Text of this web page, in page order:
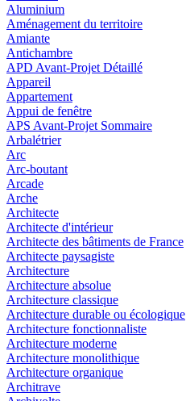
Aluminium
Aménagement du territoire
Amiante
Antichambre
APD Avant-Projet Détaillé
Appareil
Appartement
Appui de fenêtre
APS Avant-Projet Sommaire
Arbalétrier
Arc
Arc-boutant
Arcade
Arche
Architecte
Architecte d'intérieur
Architecte des bâtiments de France
Architecte paysagiste
Architecture
Architecture absolue
Architecture classique
Architecture durable ou écologique
Architecture fonctionnaliste
Architecture moderne
Architecture monolithique
Architecture organique
Architrave